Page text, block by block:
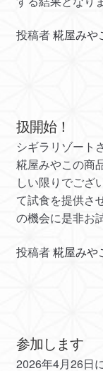
キ
プ
プ
投稿者糀屋みや
扱開始！
シギラリゾート
糀屋みやこの商
しい限りでござ
て試食を提供さ
の機会に是非お
投稿者糀屋みや
参加します
2026年4月26日